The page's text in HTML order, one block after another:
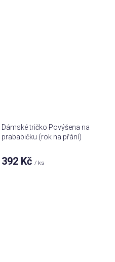
Dámské tričko Povýšena na
prababičku (rok na přání)
392 Kč/ ks